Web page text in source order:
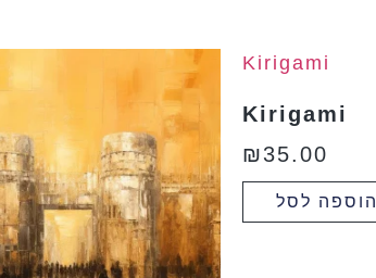
Kirigami
₪35.00
הוספה לסל